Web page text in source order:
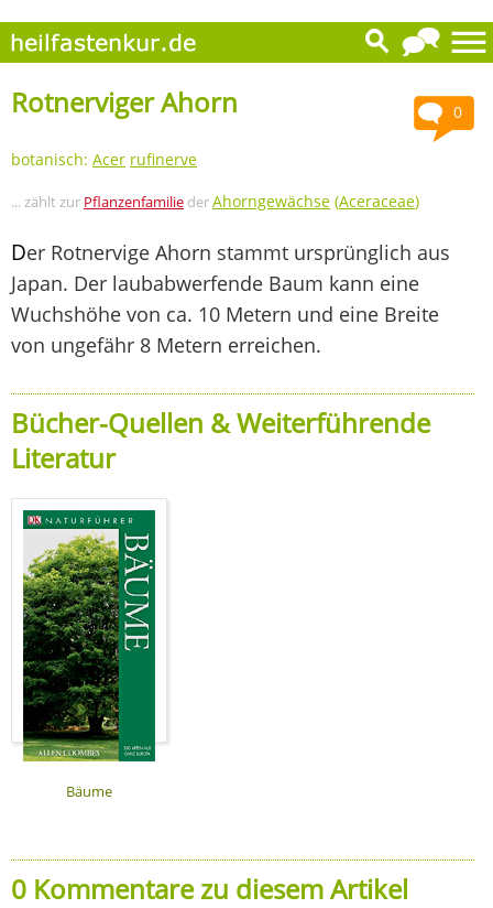
0
Rotnerviger Ahorn
botanisch: Acer rufinerve
... zählt zur Pflanzenfamilie derAhorngewächse (Aceraceae)
Der Rotnervige Ahorn stammt ursprünglich aus
Japan. Der laubabwerfende Baum kann eine
Wuchshöhe von ca. 10 Metern und eine Breite
von ungefähr 8 Metern erreichen.
Bücher-Quellen & Weiterführende
Literatur
Bäume
0 Kommentare zu diesem Artikel